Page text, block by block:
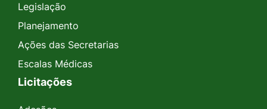
Legislação
Planejamento
Ações das Secretarias
Escalas Médicas
Licitações